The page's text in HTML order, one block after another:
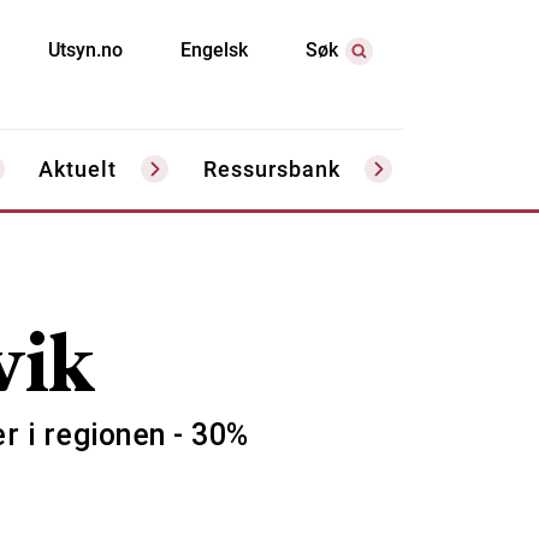
Utsyn.no Engelsk Søk
Aktuelt Ressursbank
i regionen - 30%